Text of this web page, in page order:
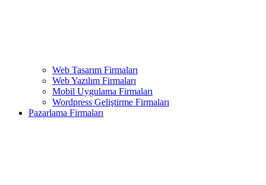
Web Tasarım Firmaları
Web Yazılım Firmaları
Mobil Uygulama Firmaları
Wordpress Geliştirme Firmaları
Pazarlama Firmaları